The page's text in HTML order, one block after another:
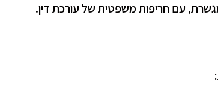
עם חריפות משפטית של עורכת דין.